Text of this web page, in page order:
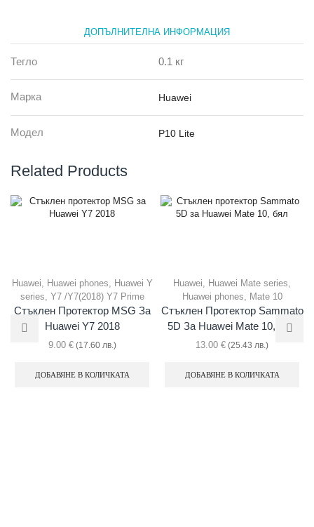
ДОПЪЛНИТЕЛНА ИНФОРМАЦИЯ
Тегло 0.1 кг
Марка Huawei
Модел P10 Lite
Related Products
Huawei Huawei phones
Huawei Y
series Y7 /Y7(2018) Y7 Prime
Стъклен Протектор MSG За
Huawei Y7 2018
9.00 €(17.60 лв.)
ДОБАВЯНЕ В КОЛИЧКАТА
Huawei Huawei Mate series
Huawei phones
Mate 10
Стъклен Протектор Sammato
5D За Huawei Mate 10, Бял
13.00 € (25.43 лв.)
ДОБАВЯНЕ В КОЛИЧКАТА